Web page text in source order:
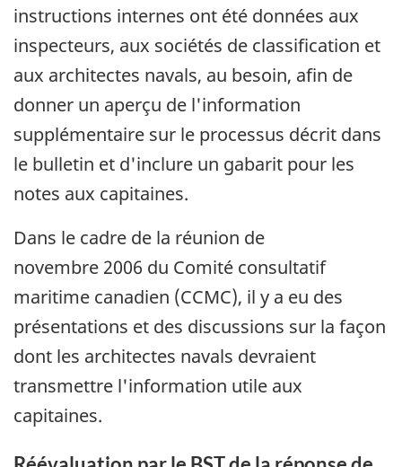
instructions internes ont été données aux
inspecteurs, aux sociétés de classification et
aux architectes navals, au besoin, afin de
donner un aperçu de l'information
supplémentaire sur le processus décrit dans
le bulletin et d'inclure un gabarit pour les
notes aux capitaines.
Dans le cadre de la réunion de
novembre 2006 du Comité consultatif
maritime canadien (CCMC), il y a eu des
présentations et des discussions sur la façon
dont les architectes navals devraient
transmettre l'information utile aux
capitaines.